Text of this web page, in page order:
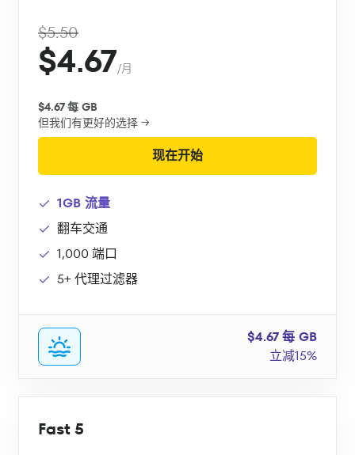
$5.50
$4.67/月
$4.67 每 GB
但我们有更好的选择 →
现在开始
1GB 流量
翻车交通
1,000 端口
5+ 代理过滤器
$4.67 每 GB
立减15%
Fast 5